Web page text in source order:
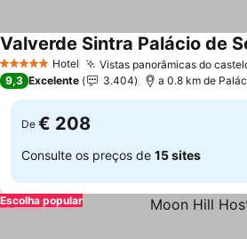
5 Estrelas Hotel Vistas panorâmicas do
Valverde Sintra Palácio de
9,3 Excelente 3.404 a 0.8 km de
De € 208
Consulte os preços de 15 sites
Escolha popular